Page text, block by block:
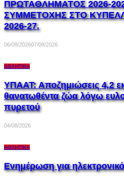
ΠΡΩΤΑΘΛΗΜΑΤΟΣ 2026-
ΣΥΜΜΕΤΟΧΗΣ ΣΤΟ
2026-27.
06/08/202607/08/2026
ΑΘΛΗΤΙΚΆ
ΥΠΑΑΤ: Αποζημιώσεις 4,2
θανατωθέντα ζώα λόγω
πυρετού
04/08/2026
ΑΘΛΗΤΙΚΆ
Ενημέρωση για